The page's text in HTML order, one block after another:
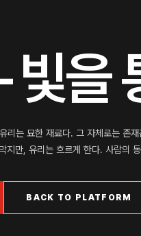
빛을
리는 묘한 재료다. 그 자체로는 존
지만, 유리는 흐르게 한다. 사람의
BACK TO PLATFORM